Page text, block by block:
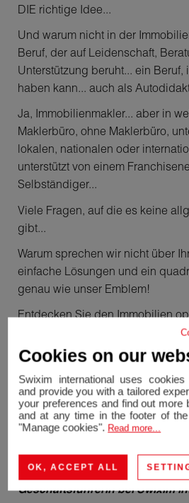
DIE richtige Idee...
Und warum nicht in der
Beruf, der auf Leidenschaft,
Unterstützung beruht... ein Beruf,
haben kann... auch als
Ja, Immobilienmakler... aber in
Maklerbüro, ohne Maklerbüro,
lokalen, nationalen oder
unterstützt von einem
Selbständiger...
Viele Fragen, auf die es keine
gibt...
Warum sprechen wir nicht über
einfache Lösungen und ein
genau wie unser Emblem!
Entdecken Sie den Immobilien
eine innovative Lösung, die in
und des Franchising beispiellos
Wenden Sie sich an das 1.
Franchiseunternehmen und
Ihre Vision von Immobilien zu
Nathalie Bouland Caminati (
Geschäftsführerin bei Swixim
Cookies on our
Swixim international uses
and provide you with a tailored
your preferences and find out more
and at any time in the footer of
"Manage cookies". Read more...
OK, ACCEPT ALL